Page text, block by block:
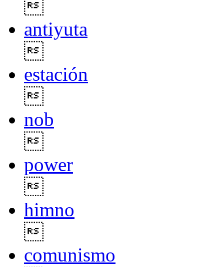
antiyuta
estación
nob
power
himno
comunismo